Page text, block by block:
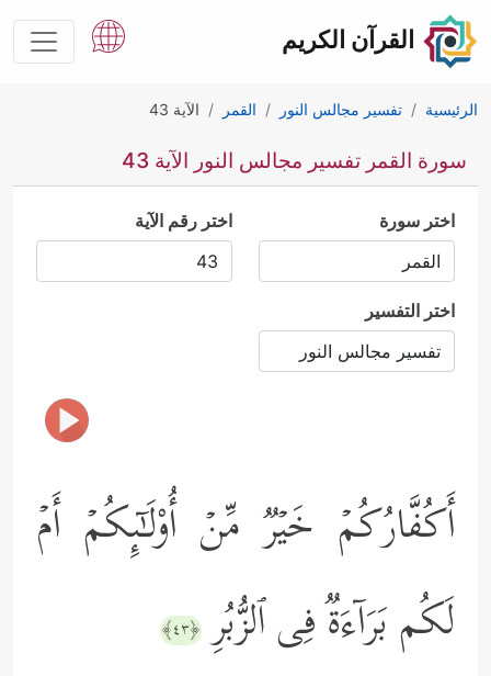
القرآن الكريم
الرئيسية تفسير مجالس النور القمر الآية 43
سورة القمر تفسير مجالس النور الآية 43
اختر سورة اختر رقم الآية
اختر التفسير
أَكُفَّارُكُمۡ خَیۡرࣱ مِّنۡ أُوْلَـٰۤىِٕكُمۡ أَمۡ
لَكُم بَرَاۤءَةࣱ فِی ٱلزُّبُرِ ﴿٤٣﴾